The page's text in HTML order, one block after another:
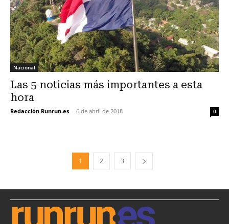
Nacional
Las 5 noticias más importantes a esta
hora
Redacción Runrun.es - 6 de abril de 2018 0
1 2 3